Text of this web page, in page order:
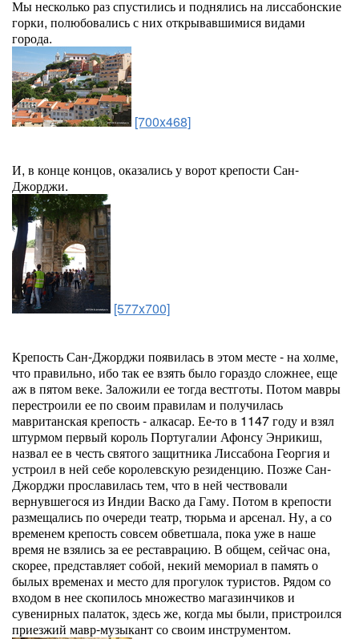
Мы несколько раз спустились и поднялись на лиссабонские
горки, полюбовались с них открывавшимися видами
города.
[700x468]
И, в конце концов, оказались у ворот крепости Сан-
Джорджи.
[577x700]
Крепость Сан-Джорджи появилась в этом месте - на холме,
что правильно, ибо так ее взять было гораздо сложнее, еще
аж в пятом веке. Заложили ее тогда вестготы. Потом мавры
перестроили ее по своим правилам и получилась
мавританская крепость - алкасар. Ее-то в 1147 году и взял
штурмом первый король Португалии Афонсу Энрикиш,
назвал ее в честь святого защитника Лиссабона Георгия и
устроил в ней себе королевскую резиденцию. Позже Сан-
Джорджи прославилась тем, что в ней чествовали
вернувшегося из Индии Васко да Гаму. Потом в крепости
размещались по очереди театр, тюрьма и арсенал. Ну, а со
временем крепость совсем обветшала, пока уже в наше
время не взялись за ее реставрацию. В общем, сейчас она,
скорее, представляет собой, некий мемориал в память о
былых временах и место для прогулок туристов. Рядом со
входом в нее скопилось множество магазинчиков и
сувенирных палаток, здесь же, когда мы были, пристроился
приезжий мавр-музыкант со своим инструментом.